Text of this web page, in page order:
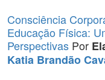
Consciência
Educação Física:
Perspectivas Por
Katia Brandão